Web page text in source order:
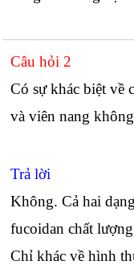
Câu hỏi 2
Có sự khác biệt về
và viên nang
Trả lời
Không. Cả hai
fucoidan chất
Chỉ khác về hình